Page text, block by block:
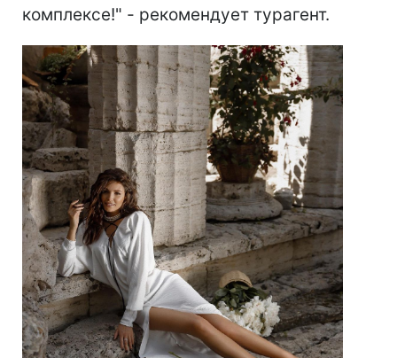
комплексе!" - рекомендует турагент.